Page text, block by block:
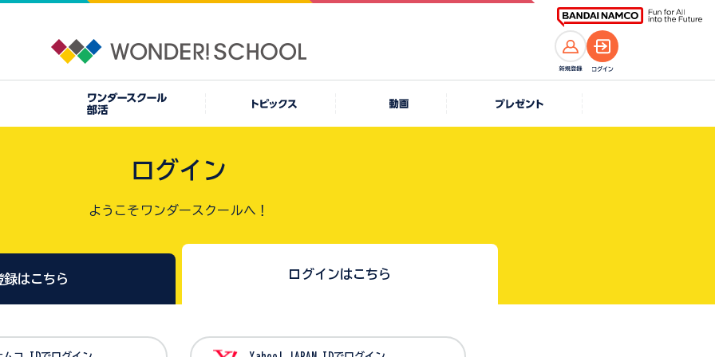
ログイン
ようこそワンダースクールへ！
録はこちら ログインはこちら